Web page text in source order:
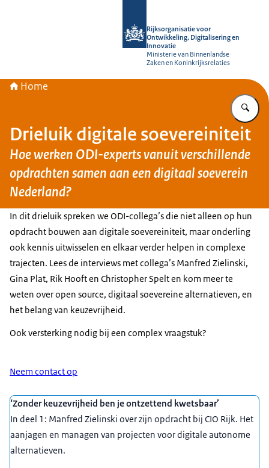
Rijksorganisatie voor
Ontwikkeling, Digitalisering en
Innovatie
Ministerie van Binnenlandse
Zaken en Koninkrijksrelaties
Home
Drieluik digitale soevereiniteit
Hoe werken ODI-experts vanuit verschillende
opdrachten samen aan een digitaal soeverein
Nederland?
In dit drieluik spreken we ODI-collega’s die niet alleen op hun
opdracht bouwen aan digitale soevereiniteit, maar onderling
ook kennis uitwisselen en elkaar verder helpen in complexe
trajecten. Lees de interviews met collega’s Manfred Zielinski,
Gina Plat, Rik Hooft en Christopher Spelt en kom meer te
weten over open source, digitaal soevereine alternatieven, en
het belang van keuzevrijheid.
Ook versterking nodig bij een complex vraagstuk?
Neem contact op
Uitgelicht
‘Zonder keuzevrijheid ben je ontzettend kwetsbaar’
In deel 1: Manfred Zielinski over zijn opdracht bij CIO Rijk. Het
aanjagen en managen van projecten voor digitale autonome
alternatieven.